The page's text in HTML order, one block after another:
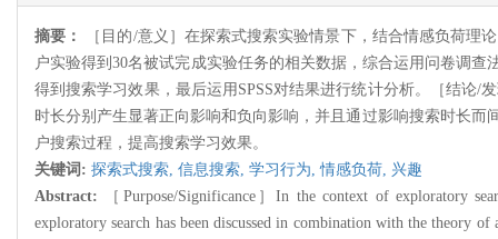
摘要：
［目的/意义］在探索式搜索实验情景下，结合情感负荷
户实验得到30名被试完成实验任务的相关数据，综合运用问卷调
得到搜索学习效果，最后运用SPSS对结果进行统计分析。［结论
时长分别产生显著正向影响和负向影响，并且通过影响搜索时长
户搜索过程，提高搜索学习效果。
关键词: 探索式搜索, 信息搜索, 学习行为,情感负荷, 兴趣
Abstract:
［Purpose/Significance］In the context of exploratory
exploratory search has been discussed in combination with the theory